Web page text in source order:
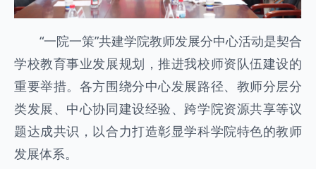
“一院一策”共建学院教师发展分中心活动是契合
学校教育事业发展规划，推进我校师资队伍建设的
重要举措。各方围绕分中心发展路径、教师分层分
类发展、中心协同建设经验、跨学院资源共享等议
题达成共识，以合力打造彰显学科学院特色的教师
发展体系。